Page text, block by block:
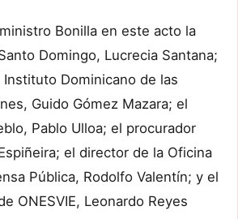
Bonilla en este acto la
Domingo, Lucrecia Santana;
Dominicano de las
Guido Gómez Mazara; el
Pablo Ulloa; el procurador
el director de la Oficina
Pública, Rodolfo Valentín; y el
ONESVIE, Leonardo Reyes